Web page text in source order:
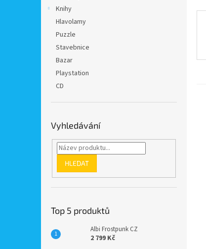
Knihy
Hlavolamy
Puzzle
Stavebnice
Bazar
Playstation
CD
Vyhledávání
HLEDAT
Top 5 produktů
Albi Frostpunk CZ
2 799 Kč